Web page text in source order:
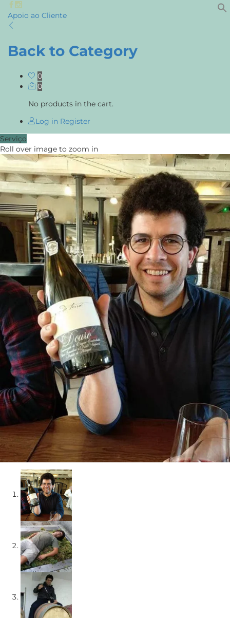
Apoio ao Cliente
Back to Category
0
0
No products in the cart.
Log in Register
Serviço
Roll over image to zoom in